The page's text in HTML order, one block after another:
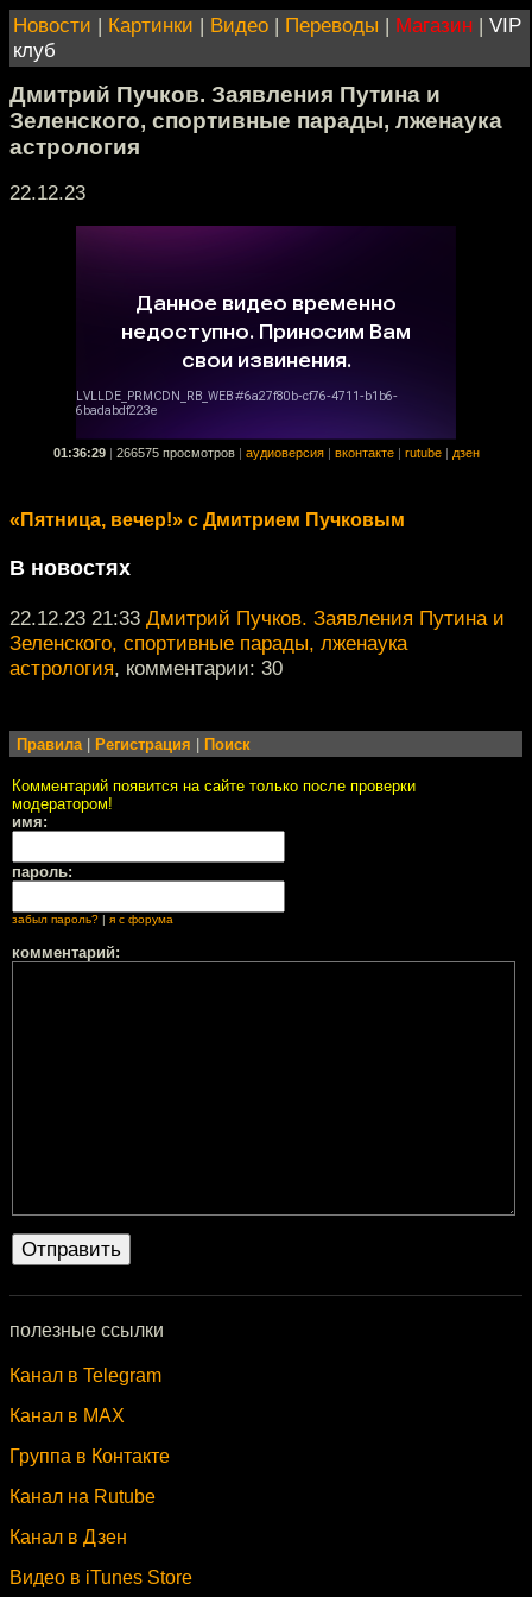
Новости | Картинки | Видео | Переводы | Магазин | VIP
клуб
Дмитрий Пучков. Заявления Путина и
Зеленского, спортивные парады, лженаука
астрология
22.12.23
01:36:29 266575 просмотров аудиоверсия вконтакте rutube дзен
«Пятница, вечер!» с Дмитрием Пучковым
В новостях
22.12.23 21:33 Дмитрий Пучков. Заявления Путина и
Зеленского, спортивные парады, лженаука
астрология, комментарии: 30
Правила| Регистрация Поиск
Комментарий появится на сайте только после проверки
модератором!
имя:
пароль:
забыл пароль? я с форума
комментарий:
полезные ссылки
Канал в Telegram
Канал в MAX
Группа в Контакте
Канал на Rutube
Канал в Дзен
Видео в iTunes Store